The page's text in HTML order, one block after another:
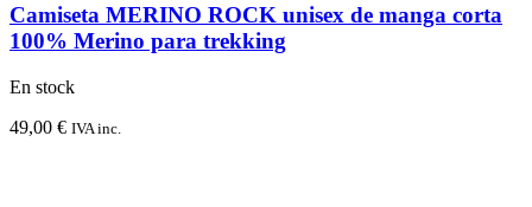
Camiseta MERINO ROCK unisex de manga corta
100% Merino para trekking
En stock
49,00 € IVA inc.